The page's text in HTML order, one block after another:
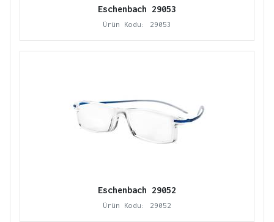
Eschenbach 29053
Ürün Kodu: 29053
Eschenbach 29052
Ürün Kodu: 29052